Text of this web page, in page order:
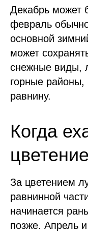
Декабрь может
февраль
основной
может
снежные виды,
горные
равнину.
Когда
За цветением
равнинной
начинается
позже. Апрель